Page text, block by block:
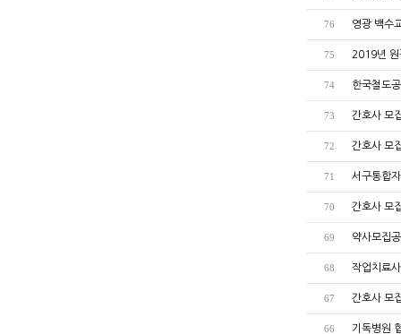
76 영광 백수
75 2019년 원
74 한국철도
73 간호사 모
72 간호사 모
71 서구통합
70 간호사 모
69 약사모집
68 작업치료
67 간호사 모
66 기독병원